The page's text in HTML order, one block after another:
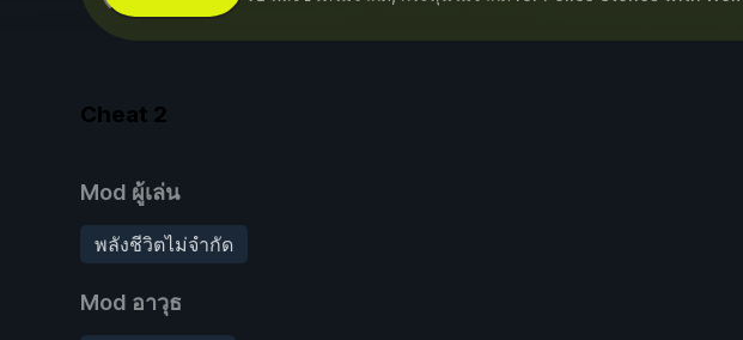
Cheat 2
Mod ผู้เล่น
พลังชีวิตไม่จำกัด
Mod อาวุธ